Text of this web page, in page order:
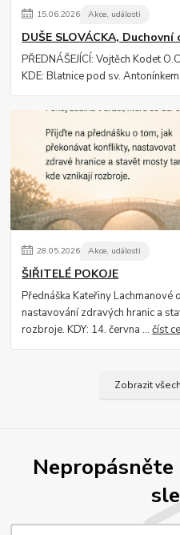
15.06.2026 Akce, události
DUŠE SLOVÁCKA, Duchovní
PŘEDNÁŠEJÍCÍ: Vojtěch Kodet
KDE: Blatnice pod sv.
28.05.2026 Akce, události
ŠIŘITELÉ POKOJE
Přednáška Kateřiny Lachmanové
nastavování zdravých hranic a
rozbroje. KDY: 14. června ...číst
Zobrazit
Nepropásněte